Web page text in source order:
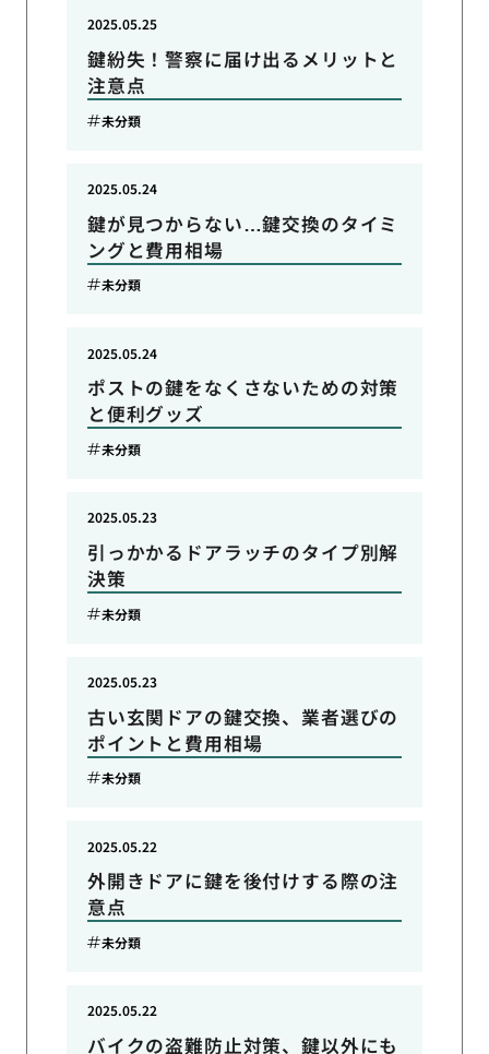
鍵紛失！警察に届け出るメリットと
注意点
2025.05.25
未分類
鍵が見つからない…鍵交換のタイミ
ングと費用相場
2025.05.24
未分類
ポストの鍵をなくさないための対策
と便利グッズ
2025.05.24
未分類
引っかかるドアラッチのタイプ別解
決策
2025.05.23
未分類
古い玄関ドアの鍵交換、業者選びの
ポイントと費用相場
2025.05.23
未分類
外開きドアに鍵を後付けする際の注
意点
2025.05.22
未分類
バイクの盗難防止対策、鍵以外にも
2025.05.22